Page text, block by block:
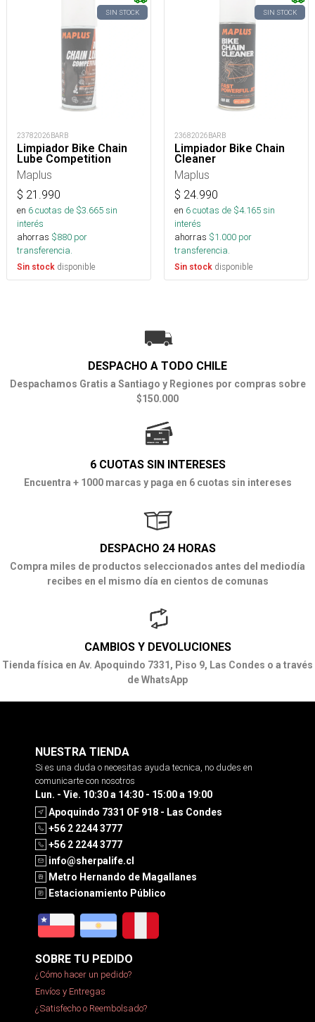
SIN STOCK
23782026BARB
Limpiador Bike Chain
Lube Competition
Maplus
$ 21.990
en 6cuotas de $3.665sin
interés
ahorras $880 por
transferencia.
Sin stock disponible
SIN STOCK
23682026BARB
Limpiador Bike Chain
Cleaner
Maplus
$ 24.990
en 6cuotas de $4.165sin
interés
ahorras $1.000 por
transferencia.
Sin stock disponible
DESPACHO A TODO CHILE
Despachamos Gratis a Santiago y Regiones por compras sobre
$150.000
6 CUOTAS SIN INTERESES
Encuentra + 1000 marcas y paga en 6 cuotas sin intereses
DESPACHO 24 HORAS
Compra miles de productos seleccionados antes del mediodía
recibes en el mismo día en cientos de comunas
CAMBIOS Y DEVOLUCIONES
Tienda física en Av. Apoquindo 7331, Piso 9, Las Condes o a través
de WhatsApp
NUESTRA TIENDA
Si es una duda o necesitas ayuda tecnica, no dudes en
comunicarte con nosotros
Lun. - Vie. 10:30 a 14:30 - 15:00 a 19:00
Apoquindo 7331 OF 918 - Las Condes
+56 2 2244 3777
+56 2 2244 3777
info@sherpalife.cl
Metro Hernando de Magallanes
Estacionamiento Público
SOBRE TU PEDIDO
¿Cómo hacer un pedido?
Envíos y Entregas
¿Satisfecho o Reembolsado?